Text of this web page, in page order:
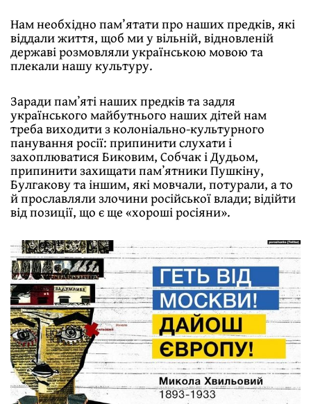
Нам необхідно пам’ятати про наших предків, які
віддали життя, щоб ми у вільній, відновленій
державі розмовляли українською мовою та
плекали нашу культуру.
Заради памʼяті наших предків та задля
українського майбутнього наших дітей нам
треба виходити з колоніально-культурного
панування росії: припинити слухати і
захоплюватися Биковим, Собчак і Дудьом,
припинити захищати памʼятники Пушкіну,
Булгакову та іншим, які мовчали, потурали, а то
й прославляли злочини російської влади; відійти
від позиції, що є ще «хороші росіяни».